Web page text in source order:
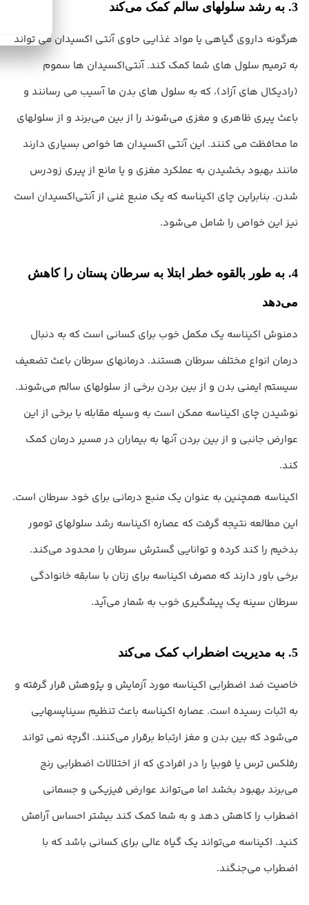
3. به رشد سلولهای سالم کمک می‌کند
هرگونه داروی گیاهی یا مواد غذایی حاوی آنتی اکسیدان می تواند
به ترمیم سلول های شما کمک کند. آنتی‌اکسیدان ها سموم
(رادیکال های آزاد)، که به سلول های بدن ما آسیب می رسانند و
باعث پیری ظاهری و مغزی می‌شوند را از بین می‌برند و از سلولهای
ما محافظت می کنند. این آنتی اکسیدان ها خواص بسیاری دارند
مانند بهبود بخشیدن به عملکرد مغزی و یا مانع از پیری زودرس
شدن. بنابراین چای اکیناسه که یک منبع غنی از آنتی‌اکسیدان است
نیز این خواص را شامل می‌شود.
4. به طور بالقوه خطر ابتلا به سرطان پستان را کاهش
می‌دهد
دمنوش اکیناسه یک مکمل خوب برای کسانی است که به دنبال
درمان انواع مختلف سرطان هستند. درمانهای سرطان باعث تضعیف
سیستم ایمنی بدن و از بین بردن برخی از سلولهای سالم می‌شوند.
نوشیدن چای اکیناسه ممکن است به وسیله مقابله با برخی از این
عوارض جانبی و از بین بردن آنها به بیماران در مسیر درمان کمک
کند.
اکیناسه همچنین به عنوان یک منبع درمانی برای خود سرطان ­­­­است.
این مطالعه نتیجه گرفت که عصاره اکیناسه رشد سلولهای تومور
بدخیم را کند کرده و توانایی گسترش سرطان را محدود می‌کند.
برخی باور دارند که مصرف اکیناسه برای زنان با سابقه خانوادگی
سرطان سینه یک پیشگیری خوب به شمار می‌آید.
5. به مدیریت اضطراب کمک می‌کند
خاصیت ضد اضطرابی اکیناسه مورد آزمایش و پژوهش قرار گرفته و
به اثبات رسیده است. عصاره اکیناسه باعث تنظیم سیناپسهایی
می‌شود که بین بدن و مغز ارتباط برقرار می‌کنند. اگرچه نمی تواند
رفلکس ترس یا فوبیا را در افرادی که از اختلالات اضطرابی رنج
می‌برند بهبود بخشد اما می‌تواند عوارض فیزیکی و جسمانی
اضطراب را کاهش دهد و به شما کمک کند بیشتر احساس آرامش
کنید. اکیناسه می‌تواند یک گیاه عالی برای کسانی باشد که با
اضطراب می‌جنگند.